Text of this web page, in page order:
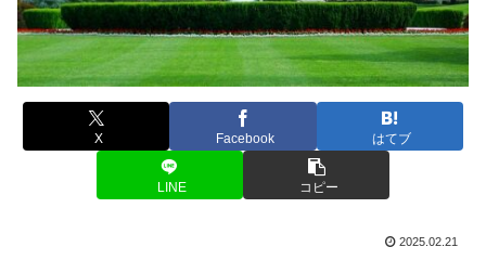
X Facebook はてブ
LINE コピー
2025.02.21